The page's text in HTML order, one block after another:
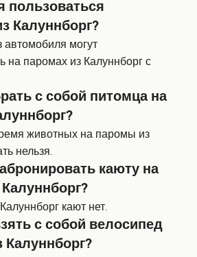
пользоваться
Калуннборг?
автомобиля могут
на паромах из Калуннборг с
с собой питомца на
животных на паромы из
нельзя.
каюту на
кают нет.
с собой велосипед
Калуннборг?